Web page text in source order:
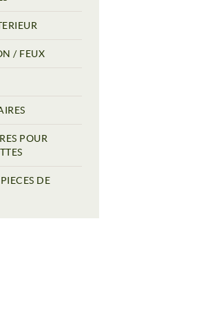
/ FEUX
POUR
DE